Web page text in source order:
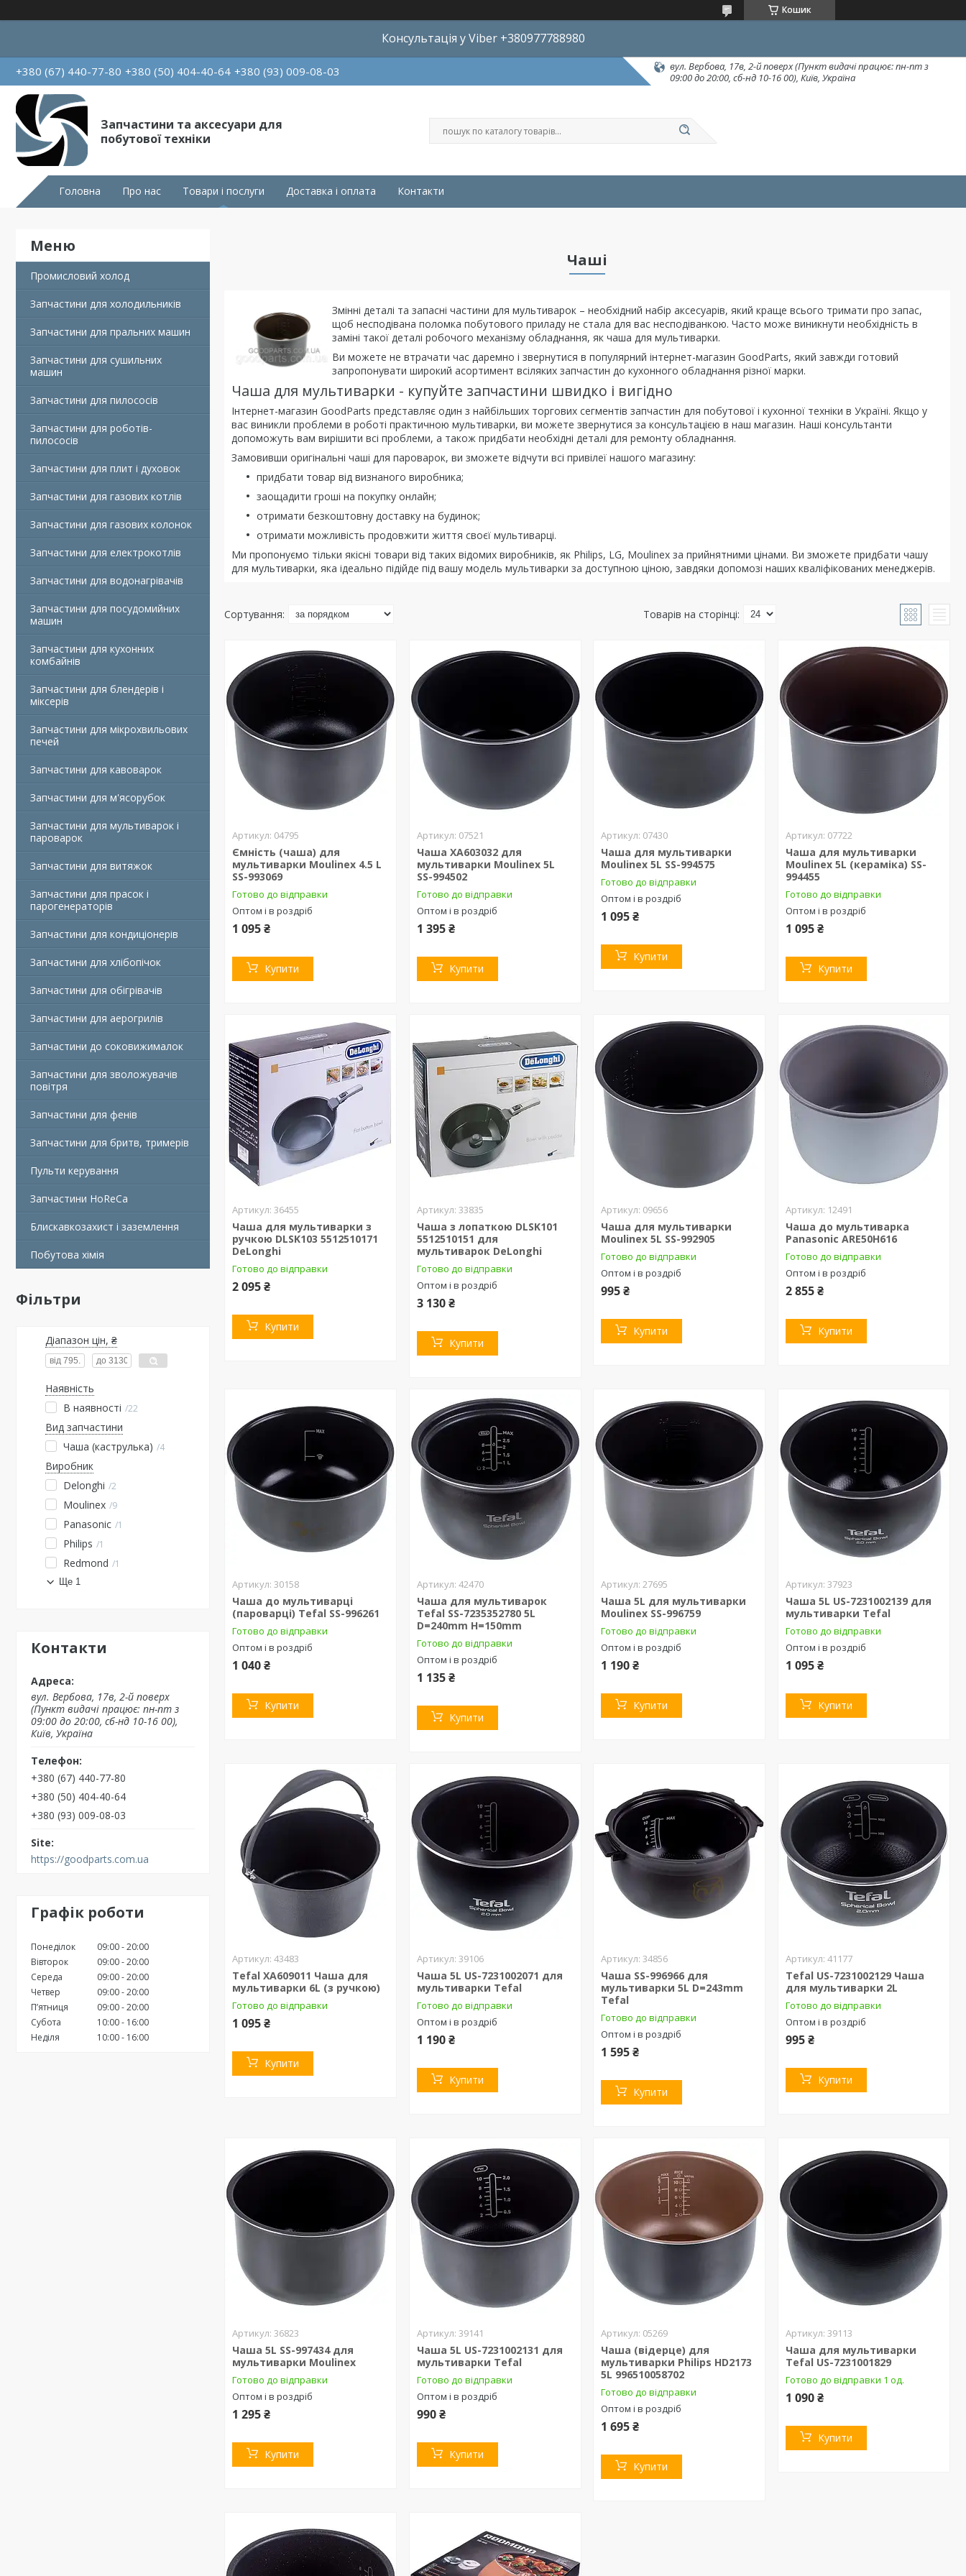
Кошик
Консультація у Viber +380977788980
+380 (67) 440-77-80 +380 (50) 404-40-64 +380 (93) 009-08-03
вул. Вербова, 17в, 2-й поверх (Пункт видачі працює: пн-пт з
09:00 до 20:00, сб-нд 10-16 00), Київ, Україна
Запчастини та аксесуари для
побутової техніки
Головна Про нас Товари і послуги Доставка і оплата Контакти
Промисловий холод
Запчастини для холодильників
Запчастини для пральних машин
Запчастини для сушильних
машин
Запчастини для пилососів
Запчастини для роботів-
пилососів
Запчастини для плит і духовок
Запчастини для газових котлів
Запчастини для газових колонок
Запчастини для електрокотлів
Запчастини для водонагрівачів
Запчастини для посудомийних
машин
Запчастини для кухонних
комбайнів
Запчастини для блендерів і
міксерів
Запчастини для мікрохвильових
печей
Запчастини для кавоварок
Запчастини для м'ясорубок
Запчастини для мультиварок і
пароварок
Запчастини для витяжок
Запчастини для прасок і
парогенераторів
Запчастини для кондиціонерів
Запчастини для хлібопічок
Запчастини для обігрівачів
Запчастини для аерогрилів
Запчастини до соковижималок
Запчастини для зволожувачів
повітря
Запчастини для фенів
Запчастини для бритв, тримерів
Пульти керування
Запчастини HoReCa
Блискавкозахист і заземлення
Побутова хімія
Фільтри
Діапазон цін, ₴
Наявність
В наявності 22
Вид запчастини
Чаша (каструлька)
4
Виробник
Delonghi 2
Moulinex 9
Panasonic 1
Philips 1
Redmond 1
Ще 1
Контакти
вул. Вербова, 17в, 2-й поверх
(Пункт видачі працює: пн-пт з
09:00 до 20:00, сб-нд 10-16 00),
Київ, Україна
+380 (67) 440-77-80
+380 (50) 404-40-64
+380 (93) 009-08-03
https://goodparts.com.ua
Графік роботи
Понеділок 09:00 20:00
Вівторок
09:00 20:00
Середа
09:00 20:00
Четвер
09:00 20:00
Пʼятниця
09:00 20:00
Субота
10:00
16:00
Неділя
10:00 16:00
Чаші
Змінні деталі та запасні частини для мультиварок – необхідний набір аксесуарів, який краще всього тримати про запас,
щоб несподівана поломка побутового приладу не стала для вас несподіванкою. Часто може виникнути необхідність в
заміні такої деталі робочого механізму обладнання, як чаша для мультиварки.
Ви можете не втрачати час даремно і звернутися в популярний інтернет-магазин GoodParts, який завжди готовий
запропонувати широкий асортимент всіляких запчастин до кухонного обладнання різної марки.
Чаша для мультиварки - купуйте запчастини швидко і вигідно
Інтернет-магазин GoodParts представляє один з найбільших торгових сегментів запчастин для побутової і кухонної техніки в Україні. Якщо у
вас виникли проблеми в роботі практичною мультиварки, ви можете звернутися за консультацією в наш магазин. Наші консультанти
допоможуть вам вирішити всі проблеми, а також придбати необхідні деталі для ремонту обладнання.
Замовивши оригінальні чаші для пароварок, ви зможете відчути всі привілеї нашого магазину:
придбати товар від визнаного виробника;
заощадити гроші на покупку онлайн;
отримати безкоштовну доставку на будинок;
отримати можливість продовжити життя своєї мультиварці.
Ми пропонуємо тільки якісні товари від таких відомих виробників, як Philips, LG, Moulinex за прийнятними цінами. Ви зможете придбати чашу
для мультиварки, яка ідеально підійде під вашу модель мультиварки за доступною ціною, завдяки допомозі наших кваліфікованих менеджерів.
04795
Ємність (чаша) для
мультиварки Moulinex 4.5 L
SS-993069
Готово до відправки
Оптом і в роздріб
1 095 ₴
Купити
07521
Чаша XA603032 для
мультиварки Moulinex 5L
SS-994502
Готово до відправки
Оптом і в роздріб
1 395 ₴
Купити
07430
Чаша для мультиварки
Moulinex 5L SS-994575
Готово до відправки
Оптом і в роздріб
1 095 ₴
Купити
07722
Чаша для мультиварки
Moulinex 5L (кераміка) SS-
994455
Готово до відправки
Оптом і в роздріб
1 095 ₴
Купити
36455
Чаша для мультиварки з
ручкою DLSK103 5512510171
DeLonghi
Готово до відправки
2 095 ₴
Купити
33835
Чаша з лопаткою DLSK101
5512510151 для
мультиварок DeLonghi
Готово до відправки
Оптом і в роздріб
3 130 ₴
Купити
09656
Чаша для мультиварки
Moulinex 5L SS-992905
Готово до відправки
Оптом і в роздріб
995 ₴
Купити
12491
Чаша до мультиварка
Panasonic ARE50H616
Готово до відправки
Оптом і в роздріб
2 855 ₴
Купити
30158
Чаша до мультиварці
(пароварці) Tefal SS-996261
Готово до відправки
Оптом і в роздріб
1 040 ₴
Купити
42470
Чаша для мультиварок
Tefal SS-7235352780 5L
D=240mm H=150mm
Готово до відправки
Оптом і в роздріб
1 135 ₴
Купити
27695
Чаша 5L для мультиварки
Moulinex SS-996759
Готово до відправки
Оптом і в роздріб
1 190 ₴
Купити
37923
Чаша 5L US-7231002139 для
мультиварки Tefal
Готово до відправки
Оптом і в роздріб
1 095 ₴
Купити
43483
Tefal XA609011 Чаша для
мультиварки 6L (з ручкою)
Готово до відправки
1 095 ₴
Купити
39106
Чаша 5L US-7231002071 для
мультиварки Tefal
Готово до відправки
Оптом і в роздріб
1 190 ₴
Купити
34856
Чаша SS-996966 для
мультиварки 5L D=243mm
Tefal
Готово до відправки
Оптом і в роздріб
1 595 ₴
Купити
41177
Tefal US-7231002129 Чаша
для мультиварки 2L
Готово до відправки
Оптом і в роздріб
995 ₴
Купити
36823
Чаша 5L SS-997434 для
мультиварки Moulinex
Готово до відправки
Оптом і в роздріб
1 295 ₴
Купити
39141
Чаша 5L US-7231002131 для
мультиварки Tefal
Готово до відправки
Оптом і в роздріб
990 ₴
Купити
05269
Чаша (відерце) для
мультиварки Philips HD2173
5L 996510058702
Готово до відправки
Оптом і в роздріб
1 695 ₴
Купити
39113
Чаша для мультиварки
Tefal US-7231001829
Готово до відправки 1 од.
1 090 ₴
Купити